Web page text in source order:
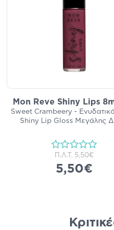
Mon Reve Shiny Lips
Sweet Crambeery -
Shiny Lip Gloss Μεγάλης
Π.Λ.Τ. 5,50€
5,50€